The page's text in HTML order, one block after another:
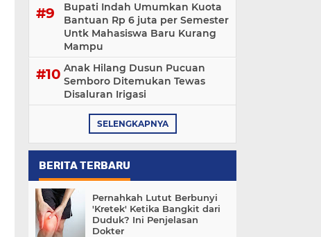
Bupati Indah Umumkan Kuota
Bantuan Rp 6 juta per Semester
Untk Mahasiswa Baru Kurang
Mampu
Anak Hilang Dusun Pucuan
Semboro Ditemukan Tewas
Disaluran Irigasi
SELENGKAPNYA
BERITA TERBARU
Pernahkah Lutut Berbunyi
'Kretek' Ketika Bangkit dari
Duduk? Ini Penjelasan
Dokter